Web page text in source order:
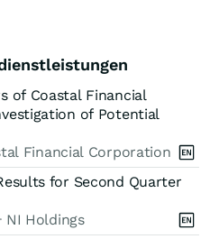
of Coastal Financial
of Potential
Financial Corporation
for Second Quarter
NI Holdings